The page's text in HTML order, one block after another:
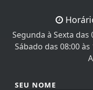
Segunda à Sexta das
Sábado das 08:00
SEU NOME